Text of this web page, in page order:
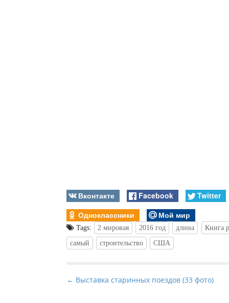
Вконтакте Facebook
Twitter
Одноклассники
Мой мир
Tags: 2 мировая 2016 год длина
Книга
самый
строительство США
P
← Выставка старинных поездов (33 фото)